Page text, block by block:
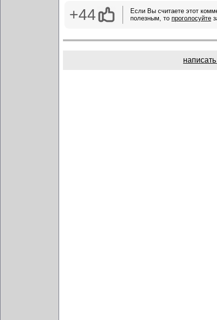
+44
Если Вы считаете этот
полезным, то проголосуйте